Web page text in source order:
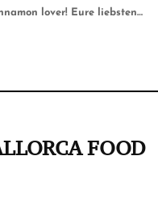
lover! Eure liebsten…
FOOD